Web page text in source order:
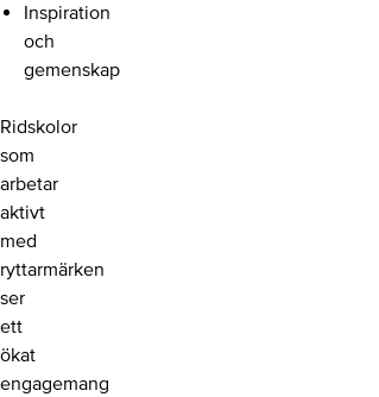
Inspiration
och
gemenskap
Ridskolor
som
arbetar
aktivt
med
ryttarmärken
ser
ett
ökat
engagemang